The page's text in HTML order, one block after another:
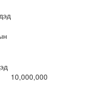
10,000,000